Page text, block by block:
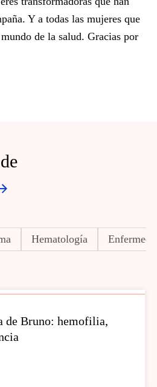
Y a todas las mujeres que
de la salud. Gracias por
Hematología
de Bruno: hemofilia,